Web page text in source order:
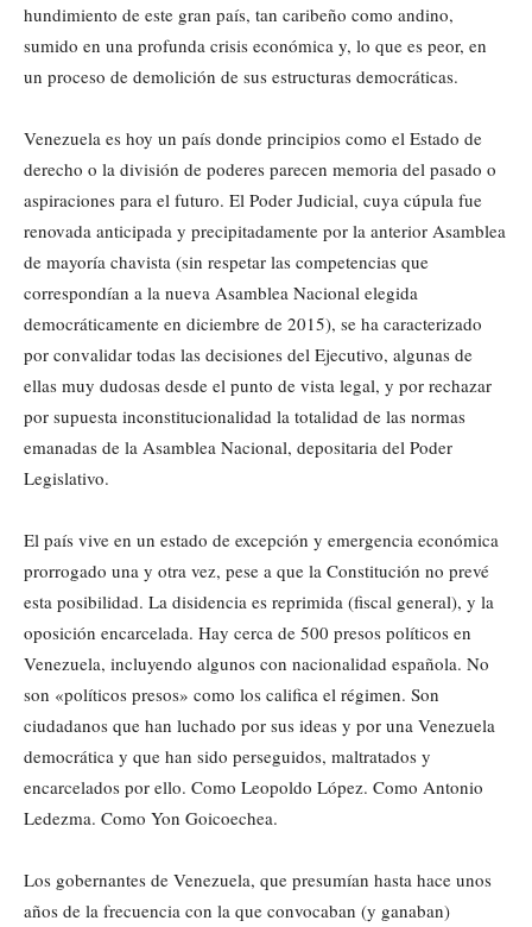
hundimiento de este gran país, tan caribeño como andino,
sumido en una profunda crisis económica y, lo que es peor, en
un proceso de demolición de sus estructuras democráticas.
Venezuela es hoy un país donde principios como el Estado de
derecho o la división de poderes parecen memoria del pasado o
aspiraciones para el futuro. El Poder Judicial, cuya cúpula fue
renovada anticipada y precipitadamente por la anterior Asamblea
de mayoría chavista (sin respetar las competencias que
correspondían a la nueva Asamblea Nacional elegida
democráticamente en diciembre de 2015), se ha caracterizado
por convalidar todas las decisiones del Ejecutivo, algunas de
ellas muy dudosas desde el punto de vista legal, y por rechazar
por supuesta inconstitucionalidad la totalidad de las normas
emanadas de la Asamblea Nacional, depositaria del Poder
Legislativo.
El país vive en un estado de excepción y emergencia económica
prorrogado una y otra vez, pese a que la Constitución no prevé
esta posibilidad. La disidencia es reprimida (fiscal general), y la
oposición encarcelada. Hay cerca de 500 presos políticos en
Venezuela, incluyendo algunos con nacionalidad española. No
son «políticos presos» como los califica el régimen. Son
ciudadanos que han luchado por sus ideas y por una Venezuela
democrática y que han sido perseguidos, maltratados y
encarcelados por ello. Como Leopoldo López. Como Antonio
Ledezma. Como Yon Goicoechea.
Los gobernantes de Venezuela, que presumían hasta hace unos
años de la frecuencia con la que convocaban (y ganaban)